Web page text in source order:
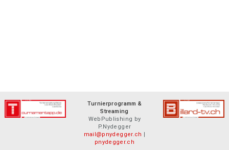
Turnierprogramm &
Streaming
WebPublishing by
P.Nydegger
mail@pnydegger.ch |
pnydegger.ch